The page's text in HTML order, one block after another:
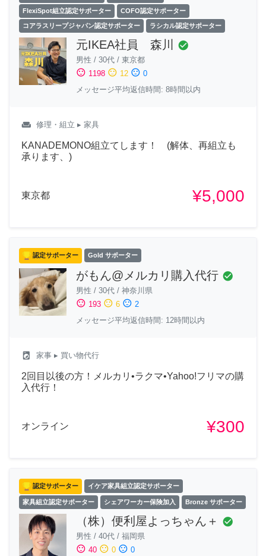
FlexiSpot組立認定サポーター COFO認定サポーター
コアラスリープジャパン認定サポーター ラシカル認定サポーター
元IKEA社員 森川 check_circle
男性 / 30代 / 東京都
sentiment_satisfied 1198 sentiment_neutral 12 sentiment_dissatisfied 0
メッセージ平均返信時間: 8時間以内
weekend 修理・組立 ▸ 家具
KANADEMONO組立てします！ (解体、再組立も
承ります、)
東京都 ¥5,000
認定サポーター Gold サポーター
がもん@メルカリ購入代行 check_circle
男性 / 30代 / 神奈川県
sentiment_satisfied 193 sentiment_neutral 6 sentiment_dissatisfied 2
メッセージ平均返信時間: 12時間以内
local_laundry_service 家事 ▸ 買い物代行
2回目以後の方！メルカリ•ラクマ•Yahoo!フリマの購
入代行！
オンライン ¥300
認定サポーター イケア家具組立認定サポーター
家具組立認定サポーター シェアワーカー保険加入 Bronze サポーター
（株）便利屋よっちゃん＋ check_circle
男性 / 40代 / 福岡県
sentiment_satisfied 40 sentiment_neutral 0 sentiment_dissatisfied 0